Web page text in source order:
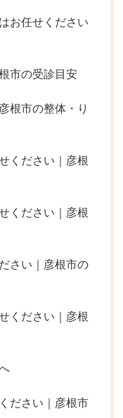
お任せください
市の受診目安
根市の整体・り
ください｜彦根
ください｜彦根
さい｜彦根市の
ください｜彦根
ださい｜彦根市